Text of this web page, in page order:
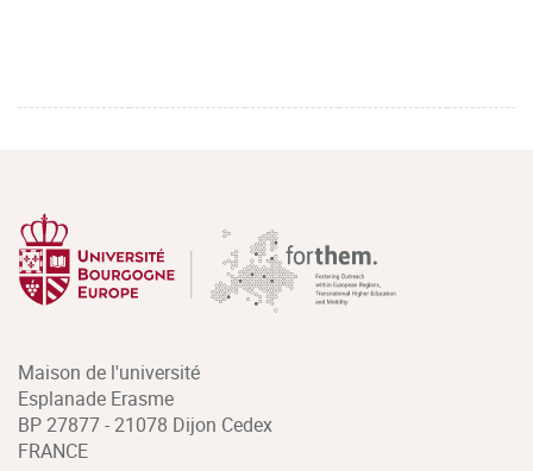
Maison de l'université
Esplanade Erasme
BP 27877 - 21078 Dijon Cedex
FRANCE